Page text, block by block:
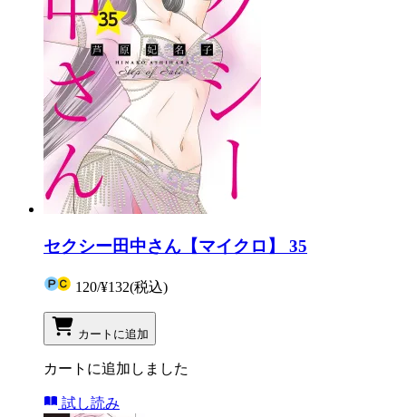
セクシー田中さん【マイクロ】 35
120/¥132(税込)
カートに追加
カートに追加しました
試し読み